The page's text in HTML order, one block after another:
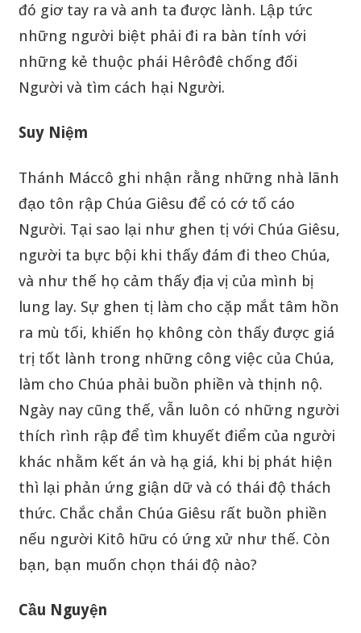
đó giơ tay ra và anh ta được lành. Lập tức
những người biệt phải đi ra bàn tính với
những kẻ thuộc phái Hêrôđê chống đối
Người và tìm cách hại Người.
Suy Niệm
Thánh Máccô ghi nhận rằng những nhà lãnh
đạo tôn rập Chúa Giêsu để có cớ tố cáo
Người. Tại sao lại như ghen tị với Chúa Giêsu,
người ta bực bội khi thấy đám đi theo Chúa,
và như thế họ cảm thấy địa vị của mình bị
lung lay. Sự ghen tị làm cho cặp mắt tâm hồn
ra mù tối, khiến họ không còn thấy được giá
trị tốt lành trong những công việc của Chúa,
làm cho Chúa phải buồn phiền và thịnh nộ.
Ngày nay cũng thế, vẫn luôn có những người
thích rình rập để tìm khuyết điểm của người
khác nhằm kết án và hạ giá, khi bị phát hiện
thì lại phản ứng giận dữ và có thái độ thách
thức. Chắc chắn Chúa Giêsu rất buồn phiền
nếu người Kitô hữu có ứng xử như thế. Còn
bạn, bạn muốn chọn thái độ nào?
Cầu Nguyện